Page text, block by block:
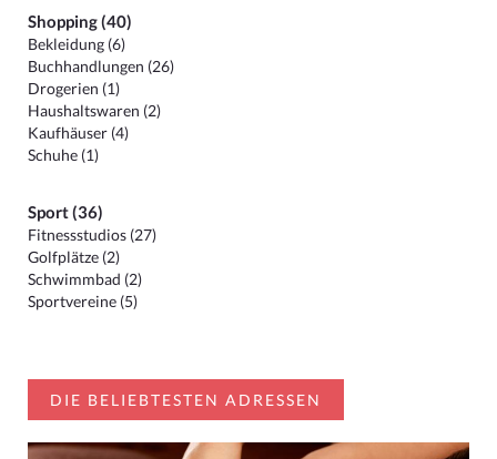
Shopping (40)
Bekleidung (6)
Buchhandlungen (26)
Drogerien (1)
Haushaltswaren (2)
Kaufhäuser (4)
Schuhe (1)
Sport (36)
Fitnessstudios (27)
Golfplätze (2)
Schwimmbad (2)
Sportvereine (5)
DIE BELIEBTESTEN ADRESSEN